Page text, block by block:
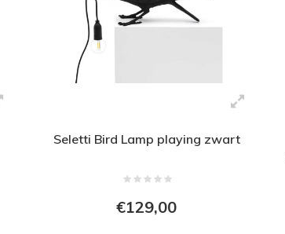
Seletti Bird Lamp playing zwart
€129,00